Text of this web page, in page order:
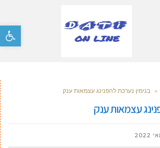
פתח
» בנימין נערכת להפנינג עצמאות ענק
עצמאות ענק